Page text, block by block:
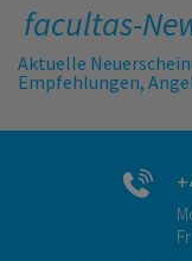
facultas-
Aktuelle
Empfehlungen,